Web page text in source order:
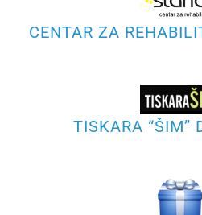
CENTAR ZA
TISKARA “ŠIM”